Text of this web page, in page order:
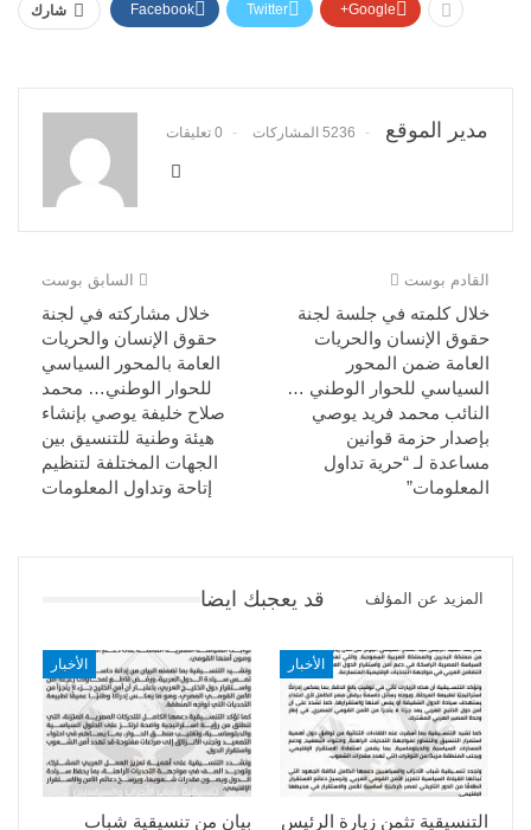
شارك Facebook Twitter Google+
مدير الموقع 5236 المشاركات 0 تعليقات
السابق بوست
خلال مشاركته في لجنة
حقوق الإنسان والحريات
العامة بالمحور السياسي
للحوار الوطني… محمد
صلاح خليفة يوصي بإنشاء
هيئة وطنية للتنسيق بين
الجهات المختلفة لتنظيم
إتاحة وتداول المعلومات
القادم بوست
خلال كلمته في جلسة لجنة
حقوق الإنسان والحريات
العامة ضمن المحور
السياسي للحوار الوطني …
النائب محمد فريد يوصي
بإصدار حزمة قوانين
مساعدة لـ “حرية تداول
المعلومات”
قد يعجبك ايضا المزيد عن المؤلف
الأخبار
بيان من تنسيقية شباب
الأخبار
التنسيقية تثمن زيارة الرئيس